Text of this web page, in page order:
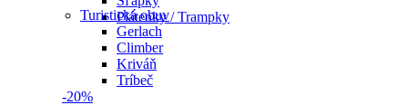
Plátenky / Trampky
Turistická obuv
Gerlach
Climber
Kriváň
Tríbeč
-20%